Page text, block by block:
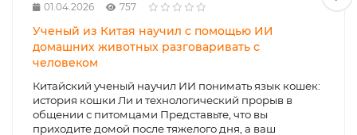
01.04.2026 757
Ученый из Китая научил с помощью ИИ
домашних животных разговаривать с
человеком
Китайский ученый научил ИИ понимать язык кошек:
история кошки Ли и технологический прорыв в
общении с питомцами Представьте, что вы
приходите домой после тяжелого дня, а ваш